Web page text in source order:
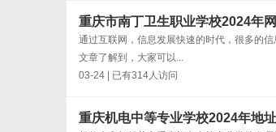
重庆市南丁卫生职业学校2024年
通过互联网，信息发展快速的时代，很多的
文章了解到，大家可以...
03-24 | 已有314人访问
重庆机电中等专业学校2024年地